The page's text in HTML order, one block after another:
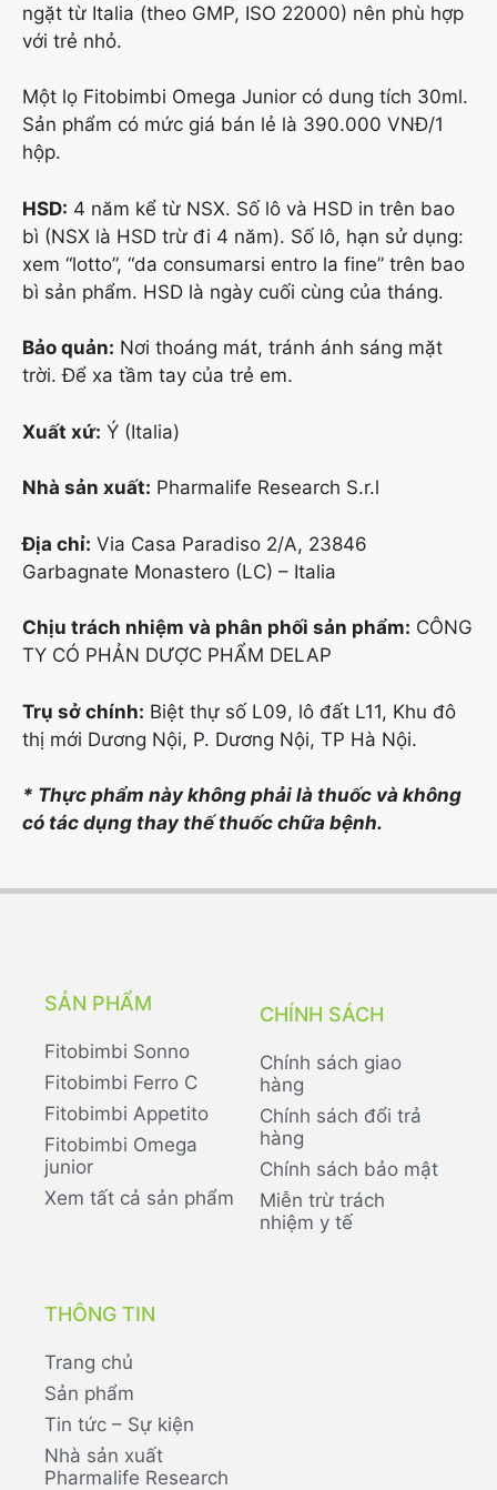
ngặt từ Italia (theo GMP, ISO 22000) nên phù hợp
với trẻ nhỏ.
Một lọ Fitobimbi Omega Junior có dung tích 30ml.
Sản phẩm có mức giá bán lẻ là 390.000 VNĐ/1
hộp.
HSD: 4 năm kể từ NSX. Số lô và HSD in trên bao
bì (NSX là HSD trừ đi 4 năm). Số lô, hạn sử dụng:
xem “lotto”, “da consumarsi entro la fine” trên bao
bì sản phẩm. HSD là ngày cuối cùng của tháng.
Bảo quản: Nơi thoáng mát, tránh ánh sáng mặt
trời. Để xa tầm tay của trẻ em.
Xuất xứ: Ý (Italia)
Nhà sản xuất: Pharmalife Research S.r.l
Địa chỉ: Via Casa Paradiso 2/A, 23846
Garbagnate Monastero (LC) – Italia
Chịu trách nhiệm và phân phối sản phẩm: CÔNG
TY CÓ PHẢN DƯỢC PHẨM DELAP
Trụ sở chính: Biệt thự số L09, lô đất L11, Khu đô
thị mới Dương Nội, P. Dương Nội, TP Hà Nội.
* Thực phẩm này không phải là thuốc và không
có tác dụng thay thế thuốc chữa bệnh.
SẢN PHẨM
Fitobimbi Sonno
Fitobimbi Ferro C
Fitobimbi Appetito
Fitobimbi Omega
junior
Xem tất cả sản phẩm
CHÍNH SÁCH
Chính sách giao
hàng
Chính sách đổi trả
hàng
Chính sách bảo mật
Miễn trừ trách
nhiệm y tế
THÔNG TIN
Trang chủ
Sản phẩm
Tin tức – Sự kiện
Nhà sản xuất
Pharmalife Research